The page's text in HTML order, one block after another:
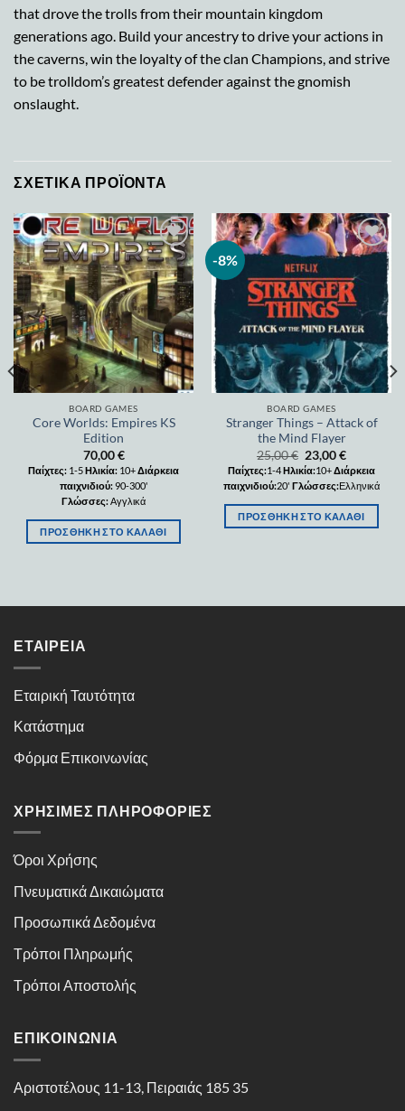
that drove the trolls from their mountain kingdom
generations ago. Build your ancestry to drive your actions in
the caverns, win the loyalty of the clan Champions, and strive
to be trolldom’s greatest defender against the gnomish
onslaught.
ΣΧΕΤΙΚΆ ΠΡΟΪΌΝΤΑ
Add to
wishlist
BOARD GAMES
Core Worlds: Empires KS
Edition
70,00€
Παίχτες: 1-5Ηλικία: 10+Διάρκεια
παιχνιδιού:90-300'
Γλώσσες:Αγγλικά
ΠΡΟΣΘΉΚΗ ΣΤΟ ΚΑΛΆΘΙ
-8%
Add to
BOARD GAMES
Stranger Things – Attack of
the Mind Flayer
25,00€ 23,00€
Παίχτες:1-4Ηλικία:10+Διάρκεια
παιχνιδιού:20' Γλώσσες:Ελληνικά
ΠΡΟΣΘΉΚΗ ΣΤΟ ΚΑΛΆΘΙ
ΕΤΑΙΡΕΊΑ
Εταιρική Ταυτότητα
Κατάστημα
Φόρμα Επικοινωνίας
ΧΡΉΣΙΜΕΣ ΠΛΗΡΟΦΟΡΊΕΣ
Όροι Χρήσης
Πνευματικά Δικαιώματα
Προσωπικά Δεδομένα
Τρόποι Πληρωμής
Τρόποι Αποστολής
ΕΠΙΚΟΙΝΩΝΊΑ
Αριστοτέλους 11-13, Πειραιάς 185 35